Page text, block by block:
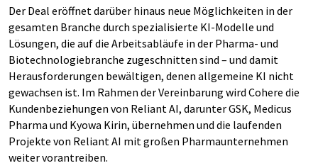
Der Deal eröffnet darüber hinaus neue Möglichkeiten in der
gesamten Branche durch spezialisierte KI-Modelle und
Lösungen, die auf die Arbeitsabläufe in der Pharma- und
Biotechnologiebranche zugeschnitten sind – und damit
Herausforderungen bewältigen, denen allgemeine KI nicht
gewachsen ist. Im Rahmen der Vereinbarung wird Cohere die
Kundenbeziehungen von Reliant AI, darunter GSK, Medicus
Pharma und Kyowa Kirin, übernehmen und die laufenden
Projekte von Reliant AI mit großen Pharmaunternehmen
weiter vorantreiben.